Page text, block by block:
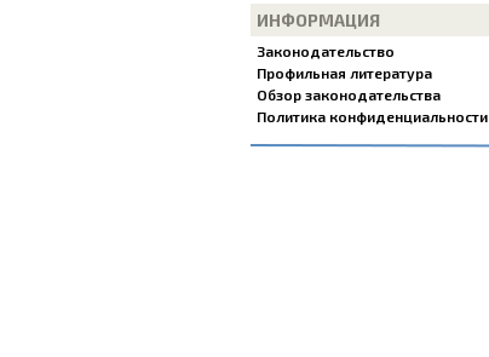
ИНФОРМАЦИЯ
Законодательство
Профильная литература
Обзор законодательства
Политика конфиденциальности